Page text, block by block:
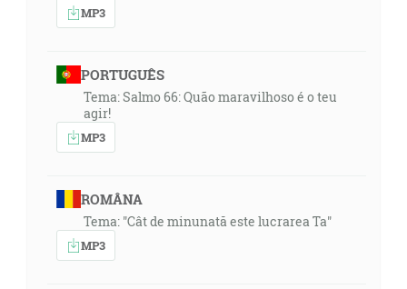
MP3
PORTUGUÊS
Tema: Salmo 66: Quão maravilhoso é o teu
agir!
MP3
ROMÂNA
Tema: "Cât de minunată este lucrarea Ta"
MP3